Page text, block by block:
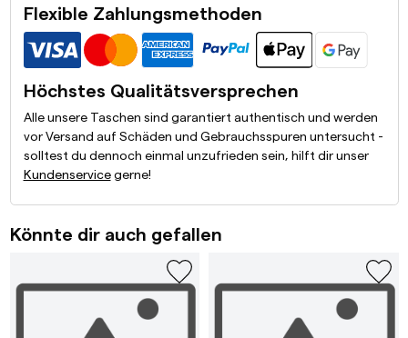
Flexible Zahlungsmethoden
Höchstes Qualitätsversprechen
Alle unsere Taschen sind garantiert authentisch und werden
vor Versand auf Schäden und Gebrauchsspuren untersucht -
solltest du dennoch einmal unzufrieden sein, hilft dir unser
Kundenservicegerne!
Könnte dir auch gefallen